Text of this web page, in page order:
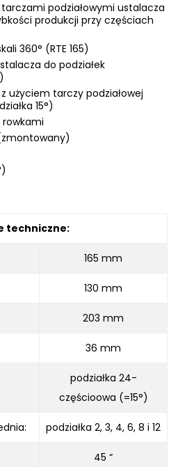
podziałowymi ustalacza
produkcji przy częściach
360° (RTE 165)
do podziałek
użyciem tarczy podziałowej
15°)
rowkami
techniczne:
165 mm
130 mm
203 mm
36 mm
podziałka 24-
częścioowa (=15°)
podziałka 2, 3, 4, 6, 8 i 12
45 “